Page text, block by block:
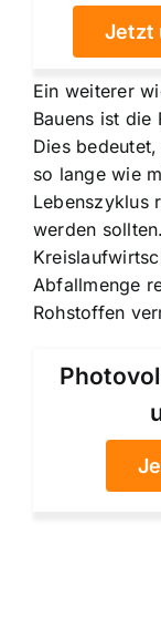
Jetzt
Ein weiterer
Bauens ist die
Dies
so lange wie
Lebenszyklus
werden
Abfallmenge
Rohstoffen